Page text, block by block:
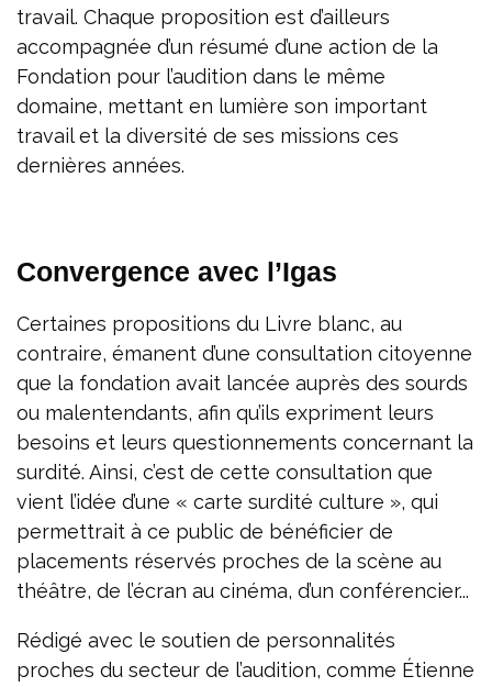
travail. Chaque proposition est d’ailleurs
accompagnée d’un résumé d’une action de la
Fondation pour l’audition dans le même
domaine, mettant en lumière son important
travail et la diversité de ses missions ces
dernières années.
Convergence avec l’Igas
Certaines propositions du Livre blanc, au
contraire, émanent d’une consultation citoyenne
que la fondation avait lancée auprès des sourds
ou malentendants, afin qu’ils expriment leurs
besoins et leurs questionnements concernant la
surdité. Ainsi, c’est de cette consultation que
vient l’idée d’une « carte surdité culture », qui
permettrait à ce public de bénéficier de
placements réservés proches de la scène au
théâtre, de l’écran au cinéma, d’un conférencier...
Rédigé avec le soutien de personnalités
proches du secteur de l’audition, comme Étienne